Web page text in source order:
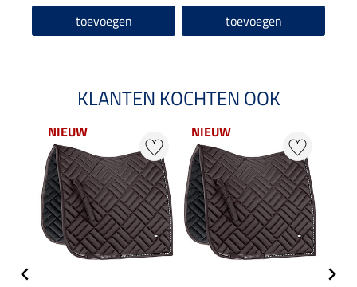
toevoegen toevoegen
KLANTEN KOCHTEN OOK
NIEUW NIEUW